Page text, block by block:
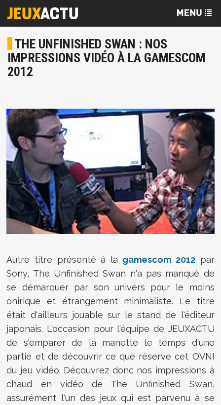
THE UNFINISHED SWAN : NOS
IMPRESSIONS VIDÉO À LA GAMESCOM
2012
Autre titre présenté à la gamescom 2012par
Sony, The Unfinished Swan n'a pas manqué de
se démarquer par son univers pour le moins
onirique et étrangement minimaliste. Le titre
était d'ailleurs jouable sur le stand de l'éditeur
japonais. L'occasion pour l'équipe de JEUXACTU
de s'emparer de la manette le temps d'une
partie et de découvrir ce que réserve cet OVNI
du jeu vidéo. Découvrez donc nos impressions à
chaud en vidéo de The Unfinished Swan,
assurément l'un des jeux qui est parvenu à se